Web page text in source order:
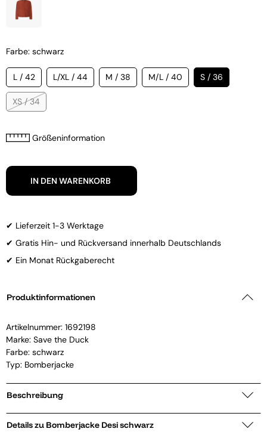
Farbe: schwarz
L / 42 L/XL / 44 M / 38 M/L / 40 S / 36
XS / 34
Größeninformation
IN DEN WARENKORB
✔ Lieferzeit 1-3 Werktage
✔ Gratis Hin- und Rückversand innerhalb Deutschlands
✔ Ein Monat Rückgaberecht
Produktinformationen
Artikelnummer: 1692198
Marke: Save the Duck
Farbe: schwarz
Typ: Bomberjacke
Beschreibung
Details zu Bomberjacke Desi schwarz